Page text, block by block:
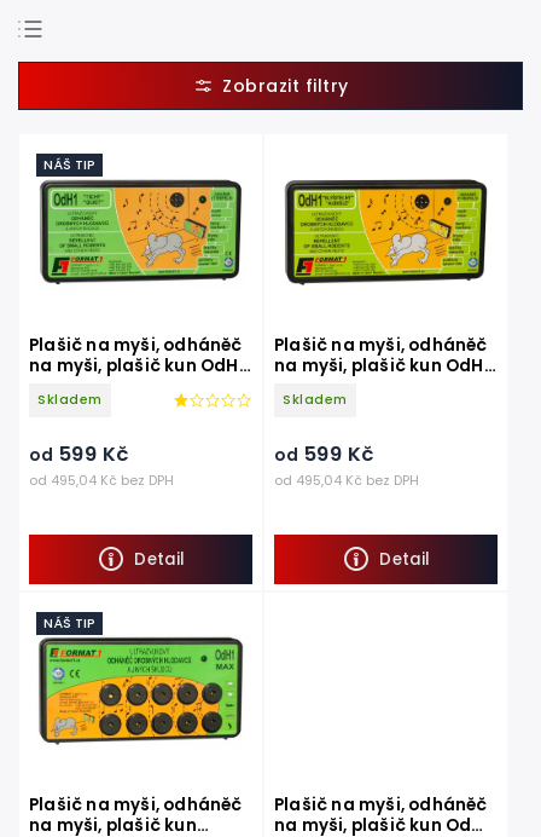
Doporučujeme
Nejlevnější
Nejprodávanější
Abecedně
NÁŠ TIP
Plašič na myši, odháněč
na myši, plašič kun OdH1
Skladem
od 495,04 Kč bez DPH
od 599 Kč
Detail
Plašič na myši, odháněč
na myši, plašič kun OdH1
Skladem
od 495,04 Kč bez DPH
od 599 Kč
Detail
NÁŠ TIP
Plašič na myši, odháněč
na myši, plašič kun
Plašič na myši, odháněč
na myši, plašič kun OdM